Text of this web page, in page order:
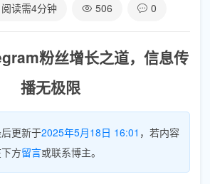
读需4分钟 506 0
粉丝增长之道，信息传
播无极限
更新于2025年5月18日 16:01 ，若内容
方留言或联系博主。